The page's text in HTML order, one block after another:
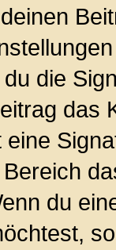
die
das
du